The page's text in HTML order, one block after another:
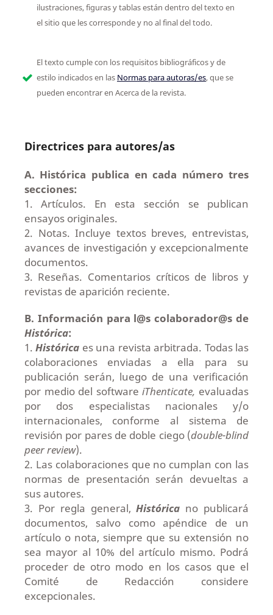
ilustraciones, figuras y tablas están dentro del texto en
el sitio que les corresponde y no al final del todo.
El texto cumple con los requisitos bibliográficos y de
estilo indicados en las Normas para autoras/es, que se
pueden encontrar en Acerca de la revista.
Directrices para autores/as
A. Histórica publica en cada número tres
secciones:
1. Artículos. En esta sección se publican
ensayos originales.
2. Notas. Incluye textos breves, entrevistas,
avances de investigación y excepcionalmente
documentos.
3. Reseñas. Comentarios críticos de libros y
revistas de aparición reciente.
B. Información para l@s colaborador@s de
Histórica:
1.Histórica es una revista arbitrada. Todas las
colaboraciones enviadas a ella para su
publicación serán, luego de una verificación
por medio del softwareiThenticate, evaluadas
por dos especialistas nacionales y/o
internacionales, conforme al sistema de
revisión por pares de doble ciego (double-blind
peer review).
2. Las colaboraciones que no cumplan con las
normas de presentación serán devueltas a
sus autores.
3. Por regla general,Histórica no publicará
documentos, salvo como apéndice de un
artículo o nota, siempre que su extensión no
sea mayor al 10% del artículo mismo. Podrá
proceder de otro modo en los casos que el
Comité de Redacción considere
excepcionales.